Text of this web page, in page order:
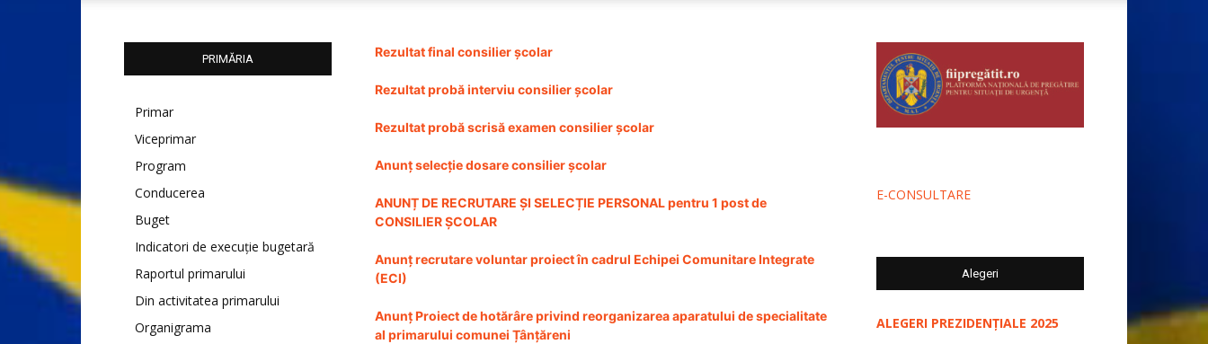
Țânțăreni
PRIMĂRIA
Primar
Viceprimar
Program
Conducerea
Buget
Indicatori de execuție bugetară
Raportul primarului
Din activitatea primarului
Organigrama
Rezultat final consilier școlar
Rezultat probă interviu consilier școlar
Rezultat probă scrisă examen consilier școlar
Anunț selecție dosare consilier școlar
ANUNȚ DE RECRUTARE ȘI SELECȚIE PERSONAL pentru 1 post de
CONSILIER ȘCOLAR
Anunț recrutare voluntar proiect în cadrul Echipei Comunitare Integrate
(ECI)
Anunț Proiect de hotărâre privind reorganizarea aparatului de specialitate
al primarului comunei Țânțăreni
E-CONSULTARE
Alegeri
ALEGERI PREZIDENȚIALE 2025